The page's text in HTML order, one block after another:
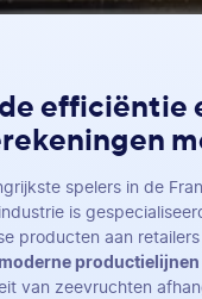
efficiëntie
spelers in de
is
producten aan
productielijnen
van zeevruchten